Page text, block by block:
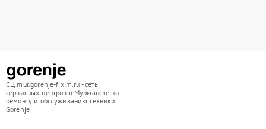
СЦ mur.gorenje-fixim.ru - сеть
сервисных центров в Мурманске по
ремонту и обслуживанию техники
Gorenje